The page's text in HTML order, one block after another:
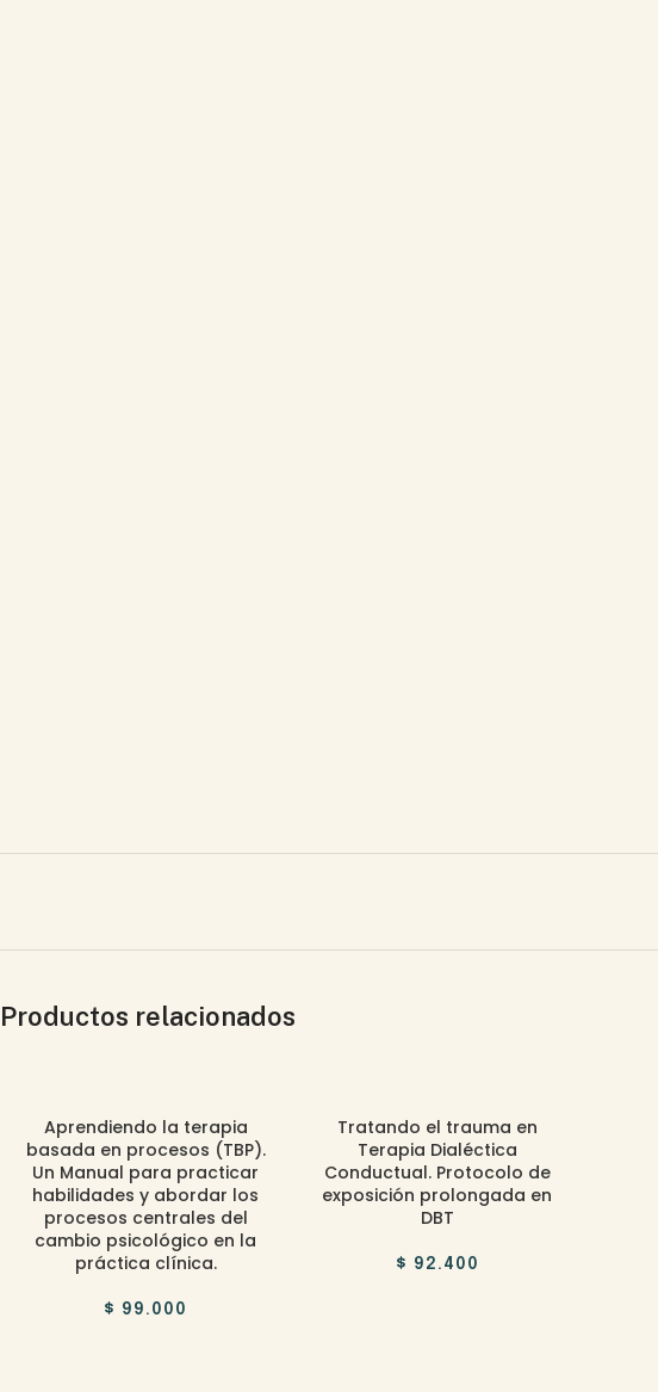
Productos relacionados
Aprendiendo la terapia
basada en procesos (TBP).
Un Manual para practicar
habilidades y abordar los
procesos centrales del
cambio psicológico en la
práctica clínica.
$ 99.000
Tratando el trauma en
Terapia Dialéctica
Conductual. Protocolo de
exposición prolongada en
DBT
$ 92.400